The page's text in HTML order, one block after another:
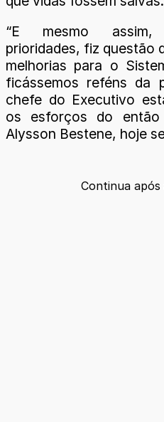
“E mesmo assim,
prioridades, fiz questão
melhorias para o
ficássemos reféns da
chefe do Executivo
os esforços do então
Alysson Bestene, hoje
Continua após